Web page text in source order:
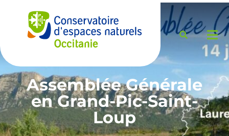
Assemblée Générale
en Grand-Pic-Saint-
Loup